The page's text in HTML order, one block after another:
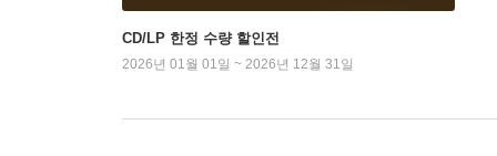
CD/LP 한정 수량 할인전
2026년 01월 01일 ~ 2026년 12월 31일